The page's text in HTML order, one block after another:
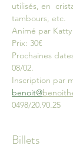
utilisés, en
tambours, etc.
Animé par
Prix: 30€
Prochaines
08/02.
Inscription par
benoit@
0498/20.90.25
Billets